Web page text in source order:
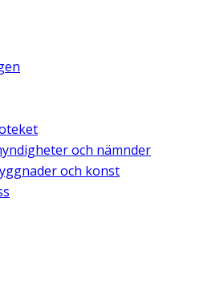
och nämnder
och konst